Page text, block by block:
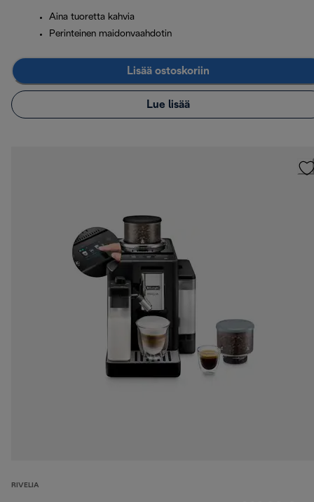
Aina tuoretta kahvia
Perinteinen maidonvaahdotin
Lisää ostoskoriin
Lue lisää
RIVELIA